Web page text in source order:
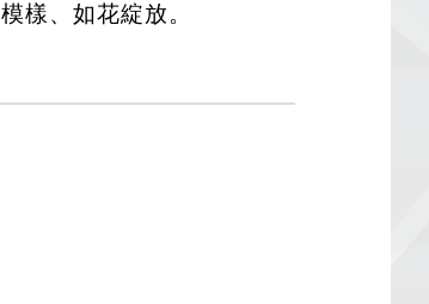
樣、如花綻放。